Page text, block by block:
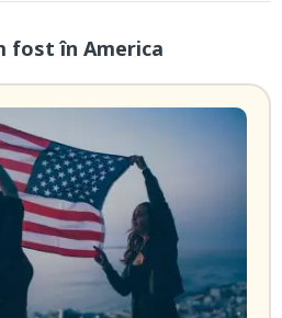
fost în America